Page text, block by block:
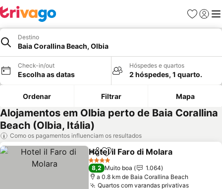
Favoritos
Iniciar
Destino
Baia Corallina Beach, Olbia
Check-in/out
Escolha as datas
Hóspedes e quartos
2 hóspedes, 1 quarto.
Ordenar Filtrar Mapa
Alojamentos em Olbia perto de Baia Corallina
Beach (Olbia, Itália)
Como os pagamentos influenciam os resultados
PartilharAdicionar aos favoritos
Hotel il Faro di Molara
4 Estrelas
8,2 Muito boa
1.064
a 0.8 km de Baia Corallina Beach
Quartos com varandas privativasVer